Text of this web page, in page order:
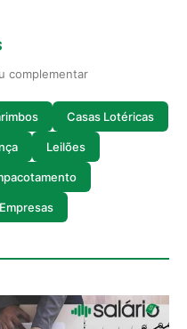
complementar
Casas Lotéricas
Leilões